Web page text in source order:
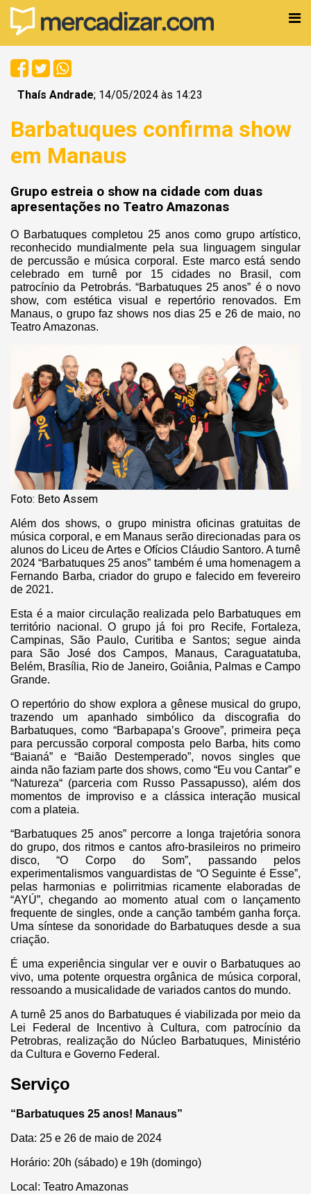
Thaís Andrade; 14/05/2024 às 14:23
Barbatuques confirma show
em Manaus
Grupo estreia o show na cidade com duas
apresentações no Teatro Amazonas
O Barbatuques completou 25 anos como grupo artístico,
reconhecido mundialmente pela sua linguagem singular
de percussão e música corporal. Este marco está sendo
celebrado em turnê por 15 cidades no Brasil, com
patrocínio da Petrobrás. “Barbatuques 25 anos” é o novo
show, com estética visual e repertório renovados. Em
Manaus, o grupo faz shows nos dias 25 e 26 de maio, no
Teatro Amazonas.
Foto: Beto Assem
Além dos shows, o grupo ministra oficinas gratuitas de
música corporal, e em Manaus serão direcionadas para os
alunos do Liceu de Artes e Ofícios Cláudio Santoro. A turnê
2024 “Barbatuques 25 anos” também é uma homenagem a
Fernando Barba, criador do grupo e falecido em fevereiro
de 2021.
Esta é a maior circulação realizada pelo Barbatuques em
território nacional. O grupo já foi pro Recife, Fortaleza,
Campinas, São Paulo, Curitiba e Santos; segue ainda
para São José dos Campos, Manaus, Caraguatatuba,
Belém, Brasília, Rio de Janeiro, Goiânia, Palmas e Campo
Grande.
O repertório do show explora a gênese musical do grupo,
trazendo um apanhado simbólico da discografia do
Barbatuques, como “Barbapapa’s Groove”, primeira peça
para percussão corporal composta pelo Barba, hits como
“Baianá” e “Baião Destemperado”, novos singles que
ainda não faziam parte dos shows, como “Eu vou Cantar” e
“Natureza“ (parceria com Russo Passapusso), além dos
momentos de improviso e a clássica interação musical
com a plateia.
“Barbatuques 25 anos” percorre a longa trajetória sonora
do grupo, dos ritmos e cantos afro-brasileiros no primeiro
disco, “O Corpo do Som”, passando pelos
experimentalismos vanguardistas de “O Seguinte é Esse”,
pelas harmonias e polirritmias ricamente elaboradas de
“AYÚ”, chegando ao momento atual com o lançamento
frequente de singles, onde a canção também ganha força.
Uma síntese da sonoridade do Barbatuques desde a sua
criação.
É uma experiência singular ver e ouvir o Barbatuques ao
vivo, uma potente orquestra orgânica de música corporal,
ressoando a musicalidade de variados cantos do mundo.
A turnê 25 anos do Barbatuques é viabilizada por meio da
Lei Federal de Incentivo à Cultura, com patrocínio da
Petrobras, realização do Núcleo Barbatuques, Ministério
da Cultura e Governo Federal.
Serviço
“Barbatuques 25 anos! Manaus”
Data: 25 e 26 de maio de 2024
Horário: 20h (sábado) e 19h (domingo)
Local: Teatro Amazonas